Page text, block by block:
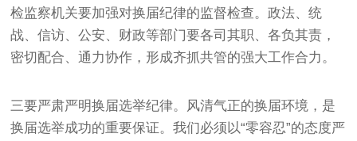
检监察机关要加强对换届纪律的监督检查。政法、统
战、信访、公安、财政等部门要各司其职、各负其责，
密切配合、通力协作，形成齐抓共管的强大工作合力。
三要严肃严明换届选举纪律。风清气正的换届环境，是
换届选举成功的重要保证。我们必须以“零容忍”的态度严